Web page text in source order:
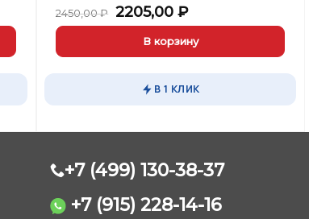
2450,00₽ Первоначальная
цена
составляла
2450,00 ₽.
2205,00₽Текущая
цена:
2205,00 ₽.
В корзину
В 1 КЛИК
+7 (499) 130-38-37
+7 (915) 228-14-16